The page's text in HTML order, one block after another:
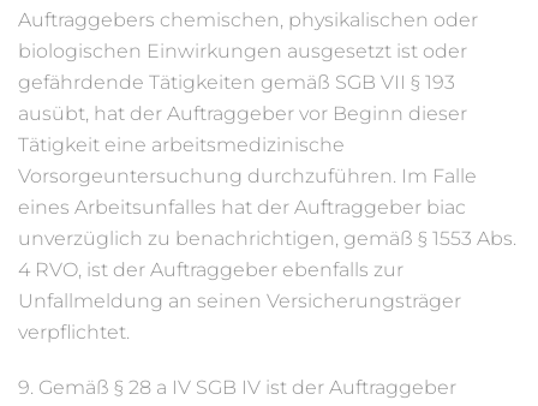
Auftraggebers chemischen, physikalischen oder
biologischen Einwirkungen ausgesetzt ist oder
gefährdende Tätigkeiten gemäß SGB VII § 193
ausübt, hat der Auftraggeber vor Beginn dieser
Tätigkeit eine arbeitsmedizinische
Vorsorgeuntersuchung durchzuführen. Im Falle
eines Arbeitsunfalles hat der Auftraggeber biac
unverzüglich zu benachrichtigen, gemäß § 1553 Abs.
4 RVO, ist der Auftraggeber ebenfalls zur
Unfallmeldung an seinen Versicherungsträger
verpflichtet.
9. Gemäß § 28 a IV SGB IV ist der Auftraggeber